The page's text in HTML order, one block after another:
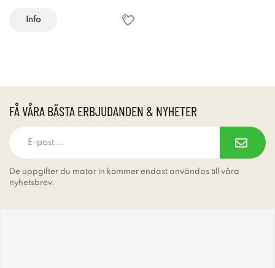
Info
FÅ VÅRA BÄSTA ERBJUDANDEN & NYHETER
De uppgifter du matar in kommer endast användas till våra
nyhetsbrev.